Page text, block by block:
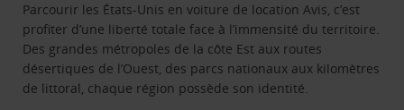
Parcourir les États-Unis en voiture de location Avis, c’est
profiter d’une liberté totale face à l’immensité du territoire.
Des grandes métropoles de la côte Est aux routes
désertiques de l’Ouest, des parcs nationaux aux kilomètres
de littoral, chaque région possède son identité.